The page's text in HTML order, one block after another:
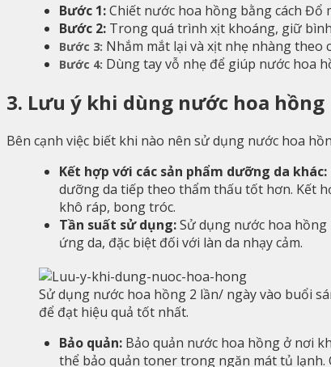
Bước 1:Chiết nước hoa hồng bằng cách Đổ
Bước 2: Trong quá trình xịt khoáng, giữ
Bước 3: Nhắm mắt lại và xịt nhẹ nhàng
Bước 4: Dùng tay vỗ nhẹ để giúp nước hoa
3. Lưu ý khi dùng nước hoa hồng
Bên cạnh việc biết khi nào nên sử dụng nước hoa
Kết hợp với các sản phẩm dưỡng da khác:
dưỡng da tiếp theo thẩm thấu tốt hơn. Kết
khô ráp, bong tróc.
Tần suất sử dụng:Sử dụng nước hoa
ứng da, đặc biệt đối với làn da nhạy cảm.
Sử dụng nước hoa hồng 2 lần/ ngày vào buổi
để đạt hiệu quả tốt nhất.
Bảo quản: Bảo quản nước hoa hồng ở nơi
thể bảo quản toner trong ngăn mát tủ lạnh.